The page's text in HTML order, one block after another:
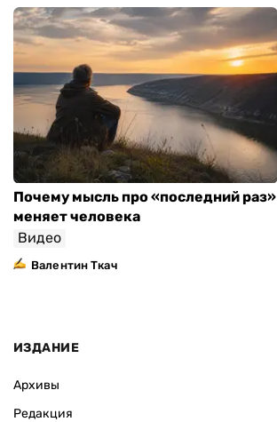
Почему мысль про «последний раз»
меняет человека
Видео
Валентин Ткач
ИЗДАНИЕ
Архивы
Редакция